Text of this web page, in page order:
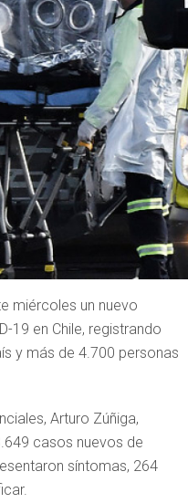
miércoles un nuevo
19 en Chile, registrando
y más de 4.700 personas
Arturo Zúñiga,
casos nuevos de
síntomas, 264